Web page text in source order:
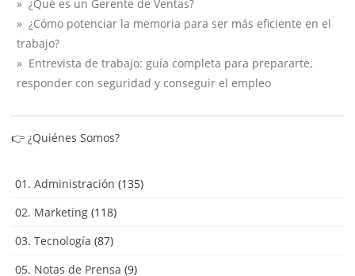
» ¿Qué es un Gerente de Ventas?
» ¿Cómo potenciar la memoria para ser más eficiente en el
trabajo?
» Entrevista de trabajo: guía completa para prepararte,
responder con seguridad y conseguir el empleo
👉 ¿Quiénes Somos?
01. Administración (135)
02. Marketing (118)
03. Tecnología (87)
05. Notas de Prensa (9)